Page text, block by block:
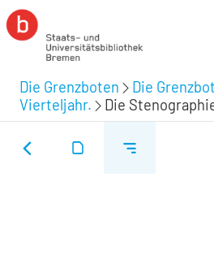
Die Grenzboten Die
Vierteljahr.
Die